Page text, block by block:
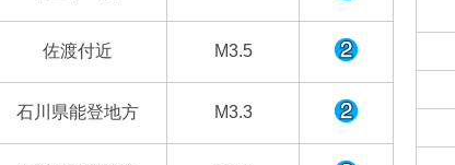
佐渡付近 M3.5
石川県能登地方 M3.3